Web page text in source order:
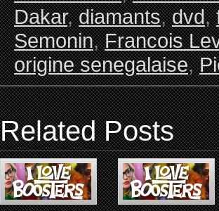
Dakar,diamants,dvd,
Semonin,Francois
origine senegalaise,
Related Posts